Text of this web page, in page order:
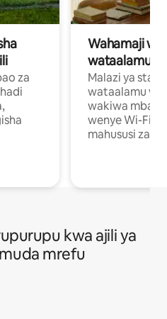
za
Wahamaji
wataalamu
Malazi ya
wataalamu
wakiwa mbali
wenye Wi-Fi
mahususi za
kwa ajili ya
mrefu